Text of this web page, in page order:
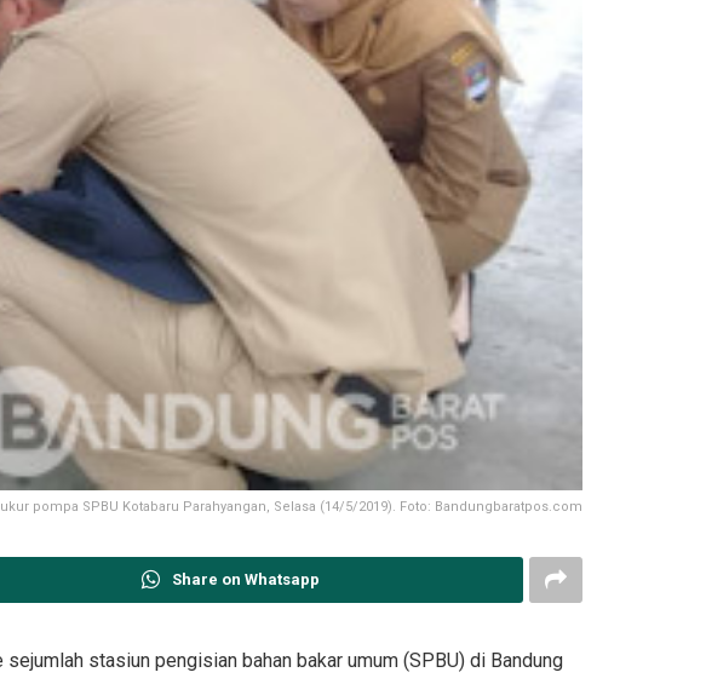
pompa SPBU Kotabaru Parahyangan, Selasa (14/5/2019). Foto: Bandungbaratpos.com
Share on Whatsapp
stasiun pengisian bahan bakar umum (SPBU) di Bandung